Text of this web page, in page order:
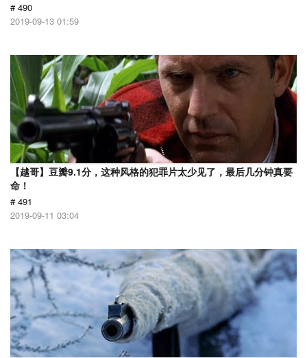
# 490
2019-09-13 01:59
【越哥】豆瓣9.1分，这种风格的犯罪片太少见了，最后几分钟真要
命！
# 491
2019-09-11 03:04